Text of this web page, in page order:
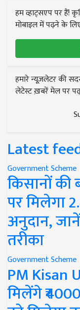
हम व्हाट्सएप पर हैं!
मोबाइल में पढ़ने के
हमारे न्यूज़लेटर की
लेटेस्ट ख़बरें मेल पर
Latest
Government Scheme
किसानों की
पर मिलेगा
अनुदान,
तरीका
Government Scheme
PM Kisan
मिलेंगे